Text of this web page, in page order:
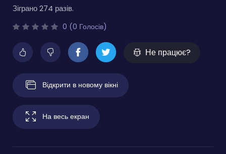
Зіграно 274 разів.
0 (0 Голосів)
Не працює?
Відкрити в новому вікні
На весь екран